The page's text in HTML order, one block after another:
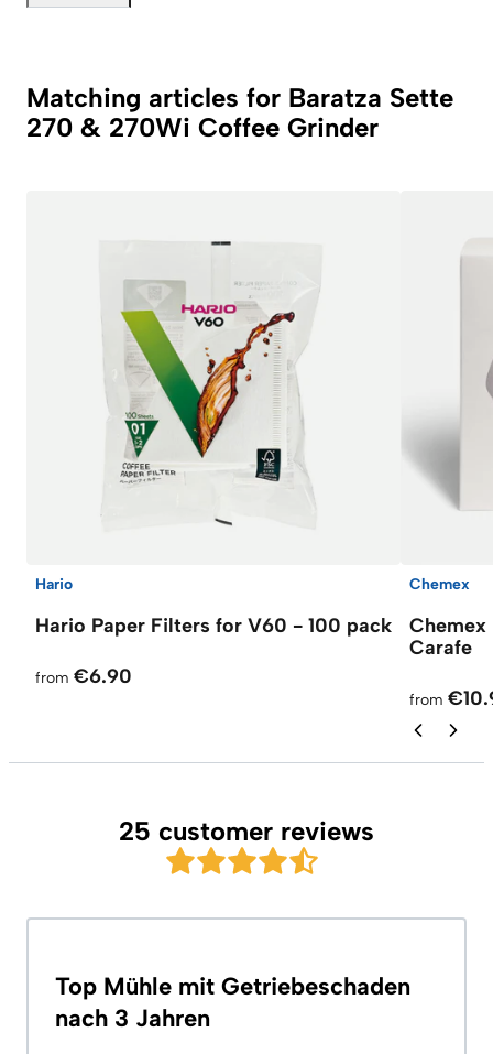
Matching articles for Baratza Sette
270 & 270Wi Coffee Grinder
Hario
Hario Paper Filters for V60 - 100 pack
from €6.90
Chemex
Chemex
Carafe
from
25 customer reviews
Top Mühle mit Getriebeschaden
nach 3 Jahren